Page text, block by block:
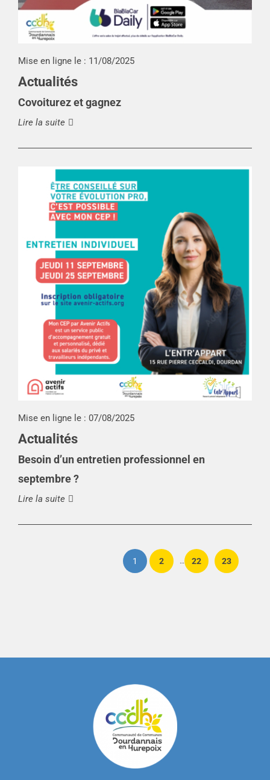
Mise en ligne le : 11/08/2025
Actualités
Covoiturez et gagnez
Lire la suite
Mise en ligne le : 07/08/2025
Actualités
Besoin d’un entretien professionnel en
septembre ?
Lire la suite
1 2 … 22 23